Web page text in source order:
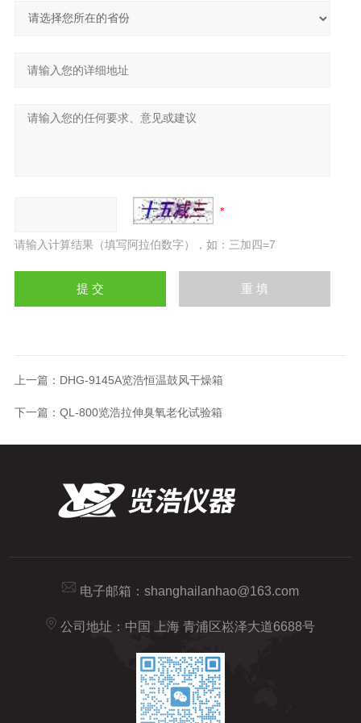
请输入计算结果（填写阿拉伯数字），如：三加四=7
上一篇： DHG-9145A览浩恒温鼓风干燥箱
下一篇： QL-800览浩拉伸臭氧老化试验箱
电子邮箱： shanghailanhao@163.com
公司地址：中国 上海 青浦区崧泽大道6688号